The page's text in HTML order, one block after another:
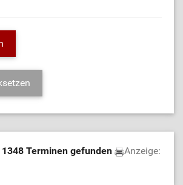
Terminen gefunden
Anzeige: